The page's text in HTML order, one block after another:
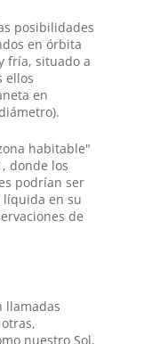
posibilidades
en órbita
fría, situado a
ellos
en
habitable"
donde los
podrían ser
líquida en su
de
llamadas
nuestro Sol,